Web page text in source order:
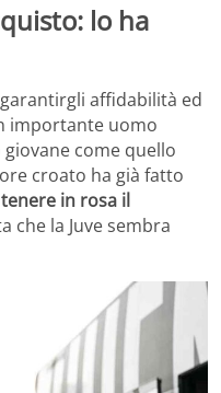
lo ha
affidabilità ed
importante uomo
come quello
croato ha già fatto
in rosa il
che la Juve sembra